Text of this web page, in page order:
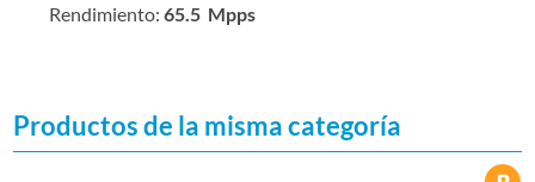
Rendimiento:65.5 Mpps
Productos de la misma categoría